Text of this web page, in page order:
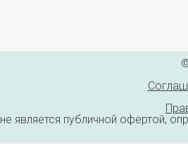
является публичной офертой,